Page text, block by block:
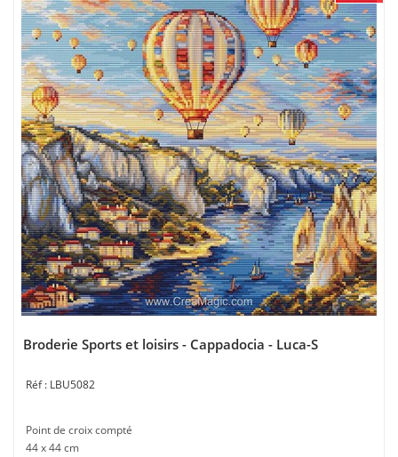
Broderie Sports et loisirs - Cappadocia - Luca-S
LBU5082
Point de croix compté
44 x 44 cm